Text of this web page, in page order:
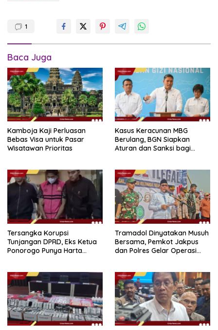
1
Baca Juga
Kamboja Kaji Perluasan
Bebas Visa untuk Pasar
Wisatawan Prioritas
Kasus Keracunan MBG
Berulang, BGN Siapkan
Aturan dan Sanksi bagi
Tersangka Korupsi
Tunjangan DPRD, Eks Ketua
Ponorogo Punya Harta
Tramadol Dinyatakan Musuh
Bersama, Pemkot Jakpus
dan Polres Gelar Operasi